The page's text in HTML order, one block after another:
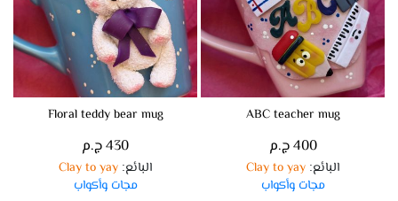
ABC teacher mug
400 ج.م
البائع:
Clay to yay
مجات وأكواب
Floral teddy bear mug
430 ج.م
البائع:
Clay to yay
مجات وأكواب